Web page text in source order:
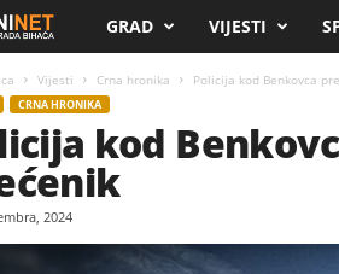
i
GRAD VIJESTI
Vijesti Crna hronika Policija kod Benkovca
CRNA HRONIKA
kod
2024